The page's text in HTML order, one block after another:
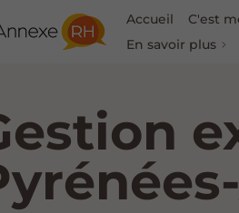
Accueil C'est
En savoir plus